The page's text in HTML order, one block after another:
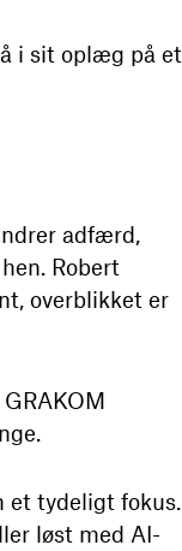
i sit oplæg på et
adfærd,
Robert
overblikket er
et tydeligt fokus.
løst med AI-